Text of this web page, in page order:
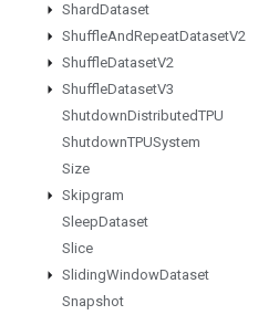
ShardDataset
ShuffleAndRepeatDatasetV2
ShuffleDatasetV2
ShuffleDatasetV3
ShutdownDistributedTPU
ShutdownTPUSystem
Size
Skipgram
SleepDataset
Slice
SlidingWindowDataset
Snapshot